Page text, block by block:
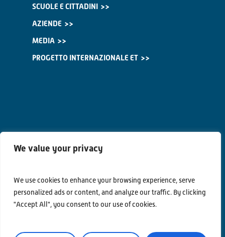
We value your privacy
We use cookies to enhance your browsing experience, serve
personalized ads or content, and analyze our traffic. By clicking
"Accept All", you consent to our use of cookies.
SCUOLE E CITTADINI
AZIENDE
MEDIA
PROGETTO INTERNAZIONALE ET